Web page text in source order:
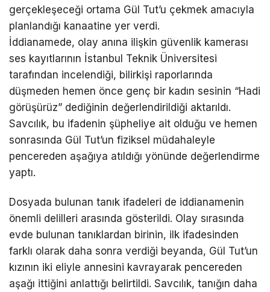
gerçekleşeceği ortama Gül Tut’u çekmek amacıyla
planlandığı kanaatine yer verdi.
İddianamede, olay anına ilişkin güvenlik kamerası
ses kayıtlarının İstanbul Teknik Üniversitesi
tarafından incelendiği, bilirkişi raporlarında
düşmeden hemen önce genç bir kadın sesinin “Hadi
görüşürüz” dediğinin değerlendirildiği aktarıldı.
Savcılık, bu ifadenin şüpheliye ait olduğu ve hemen
sonrasında Gül Tut’un fiziksel müdahaleyle
pencereden aşağıya atıldığı yönünde değerlendirme
yaptı.
Dosyada bulunan tanık ifadeleri de iddianamenin
önemli delilleri arasında gösterildi. Olay sırasında
evde bulunan tanıklardan birinin, ilk ifadesinden
farklı olarak daha sonra verdiği beyanda, Gül Tut’un
kızının iki eliyle annesini kavrayarak pencereden
aşağı ittiğini anlattığı belirtildi. Savcılık, tanığın daha